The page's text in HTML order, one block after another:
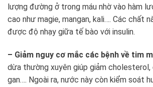
lượng đường ở trong máu nhờ vào hàm
cao như magie, mangan, kali…. Các chất
được độ nhạy giữa tế bào với insulin.
– Giảm nguy cơ mắc các bệnh về tim
dừa thường xuyên giúp giảm
gan…. Ngoài ra, nước này còn kiểm soát